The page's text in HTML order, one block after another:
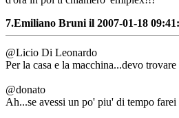
7.Emiliano Bruni il 2007-01-18
@Licio Di Leonardo
Per la casa e la macchina...devo
@donato
Ah...se avessi un po' piu' di tempo